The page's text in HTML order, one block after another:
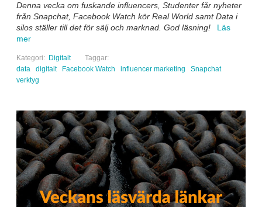
Denna vecka om fuskande influencers, Studenter får nyheter
från Snapchat, Facebook Watch kör Real World samt Data i
silos ställer till det för sälj och marknad. God läsning!
Läs
mer
Kategori: Digitalt
Taggar:
data
digitalt Facebook Watch influencer marketing
Snapchat
verktyg